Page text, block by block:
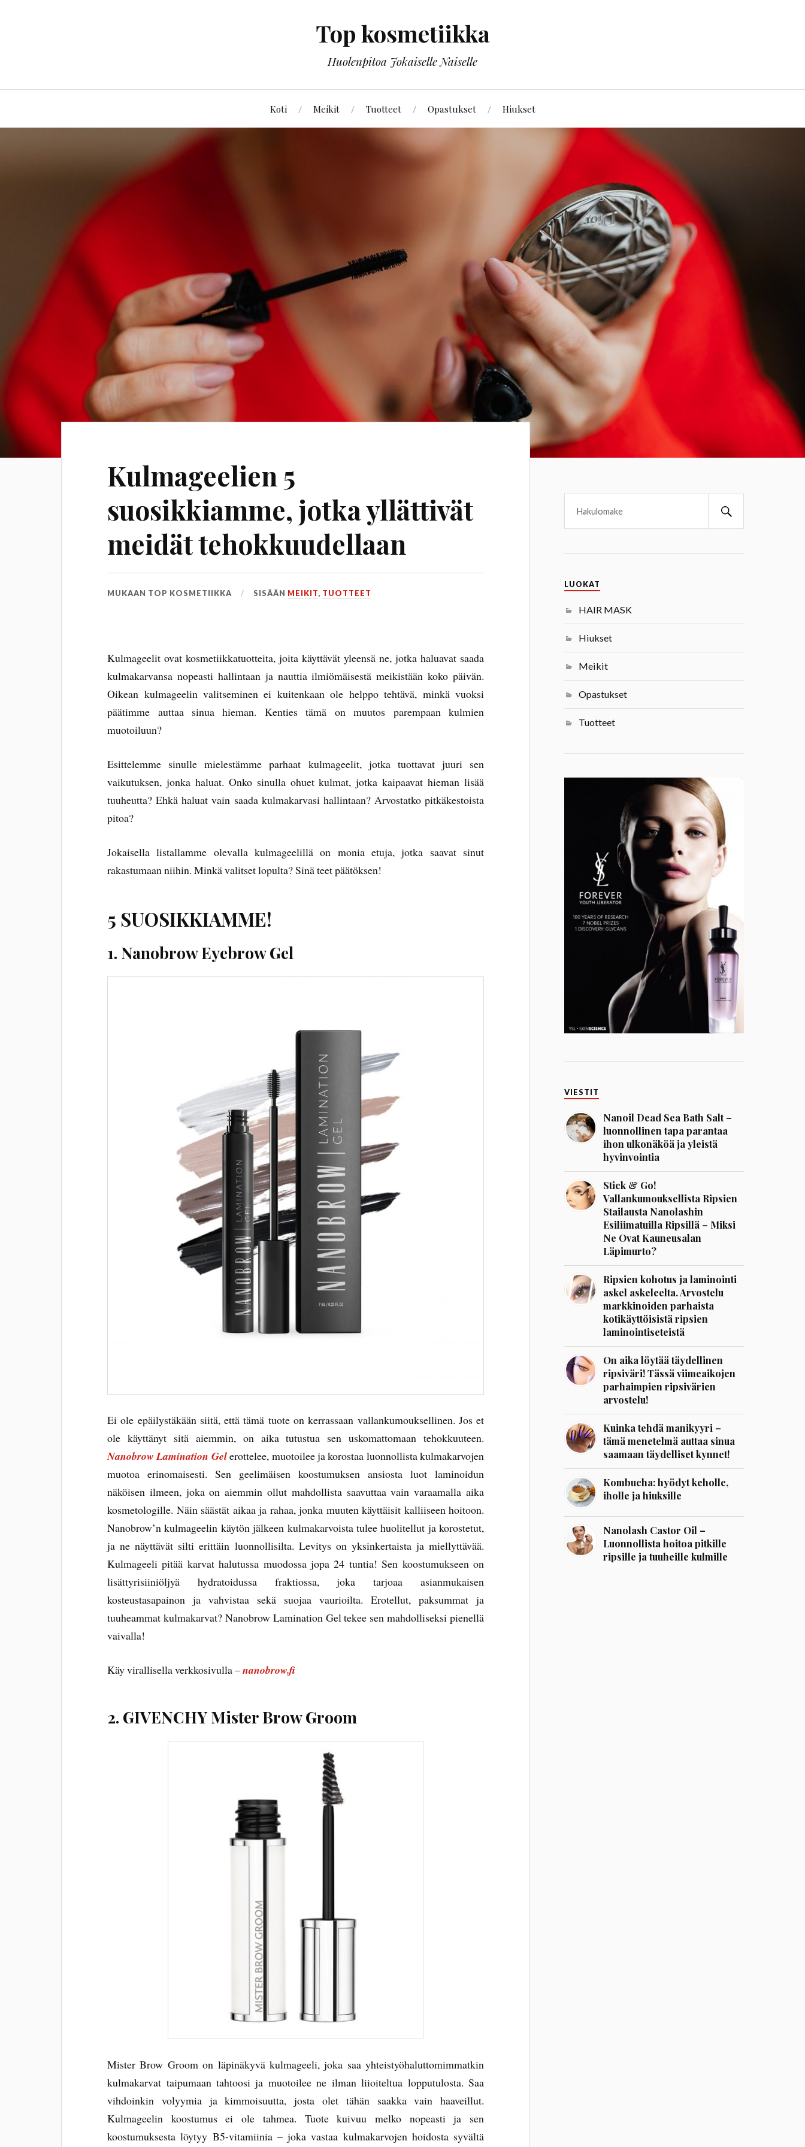
Top kosmetiikka
Huolenpitoa Jokaiselle Naiselle
Koti Meikit Tuotteet Opastukset Hiukset
Kulmageelien 5
suosikkiamme, jotka yllättivät
meidät tehokkuudellaan
MUKAAN TOP KOSMETIIKKA SISÄÄN MEIKIT, TUOTTEET
Kulmageelit ovat kosmetiikkatuotteita, joita käyttävät yleensä ne, jotka haluavat saada
kulmakarvansa nopeasti hallintaan ja nauttia ilmiömäisestä meikistään koko päivän.
Oikean kulmageelin valitseminen ei kuitenkaan ole helppo tehtävä, minkä vuoksi
päätimme auttaa sinua hieman. Kenties tämä on muutos parempaan kulmien
muotoiluun?
Esittelemme sinulle mielestämme parhaat kulmageelit, jotka tuottavat juuri sen
vaikutuksen, jonka haluat. Onko sinulla ohuet kulmat, jotka kaipaavat hieman lisää
tuuheutta? Ehkä haluat vain saada kulmakarvasi hallintaan? Arvostatko pitkäkestoista
pitoa?
Jokaisella listallamme olevalla kulmageelillä on monia etuja, jotka saavat sinut
rakastumaan niihin. Minkä valitset lopulta? Sinä teet päätöksen!
5 SUOSIKKIAMME!
1. Nanobrow Eyebrow Gel
Ei ole epäilystäkään siitä, että tämä tuote on kerrassaan vallankumouksellinen. Jos et
ole käyttänyt sitä aiemmin, on aika tutustua sen uskomattomaan tehokkuuteen.
Nanobrow Lamination Gelerottelee, muotoilee ja korostaa luonnollista kulmakarvojen
muotoa erinomaisesti. Sen geelimäisen koostumuksen ansiosta luot laminoidun
näköisen ilmeen, joka on aiemmin ollut mahdollista saavuttaa vain varaamalla aika
kosmetologille. Näin säästät aikaa ja rahaa, jonka muuten käyttäisit kalliiseen hoitoon.
Nanobrow’n kulmageelin käytön jälkeen kulmakarvoista tulee huolitellut ja korostetut,
ja ne näyttävät silti erittäin luonnollisilta. Levitys on yksinkertaista ja miellyttävää.
Kulmageeli pitää karvat halutussa muodossa jopa 24 tuntia! Sen koostumukseen on
lisättyrisiiniöljyä hydratoidussa fraktiossa, joka tarjoaa asianmukaisen
kosteustasapainon ja vahvistaa sekä suojaa vaurioilta. Erotellut, paksummat ja
tuuheammat kulmakarvat? Nanobrow Lamination Gel tekee sen mahdolliseksi pienellä
vaivalla!
Käy virallisella verkkosivulla –nanobrow.fi
2. GIVENCHY Mister Brow Groom
Mister Brow Groom on läpinäkyvä kulmageeli, joka saa yhteistyöhaluttomimmatkin
kulmakarvat taipumaan tahtoosi ja muotoilee ne ilman liioiteltua lopputulosta. Saa
vihdoinkin volyymia ja kimmoisuutta, josta olet tähän saakka vain haaveillut.
Kulmageelin koostumus ei ole tahmea. Tuote kuivuu melko nopeasti ja sen
koostumuksesta löytyy B5-vitamiinia – joka vastaa kulmakarvojen hoidosta syvältä
LUOKAT
HAIR MASK
Hiukset
Meikit
Opastukset
Tuotteet
VIESTIT
Nanoil Dead Sea Bath Salt –
luonnollinen tapa parantaa
ihon ulkonäköä ja yleistä
hyvinvointia
Stick & Go!
Vallankumouksellista Ripsien
Stailausta Nanolashin
Esiliimatuilla Ripsillä – Miksi
Ne Ovat Kauneusalan
Läpimurto?
Ripsien kohotus ja laminointi
askel askeleelta. Arvostelu
markkinoiden parhaista
kotikäyttöisistä ripsien
laminointiseteistä
On aika löytää täydellinen
ripsiväri! Tässä viimeaikojen
parhaimpien ripsivärien
arvostelu!
Kuinka tehdä manikyyri –
tämä menetelmä auttaa sinua
saamaan täydelliset kynnet!
Kombucha: hyödyt keholle,
iholle ja hiuksille
Nanolash Castor Oil –
Luonnollista hoitoa pitkille
ripsille ja tuuheille kulmille